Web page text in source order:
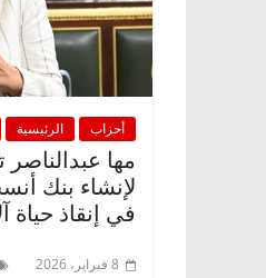
أحزاب الرئيسية
مها
لإنشاء بنك
في إنقاذ
8 فبراير، 2026